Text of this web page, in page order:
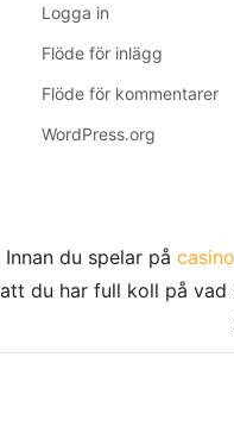
Logga in
Flöde för inlägg
Flöde för kommentarer
WordPress.org
Innan du spelar på
att du har full koll på vad